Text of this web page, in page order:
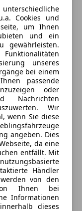
Cookies und
um Ihnen
und ein
gewährleisten.
unseres
bei einem
passende
oder
Nachrichten
Wir
wenn Sie diese
angeben. Dies
da eine
entfällt. Mit
Händler
von den
Ihnen bei
Informationen
dieses